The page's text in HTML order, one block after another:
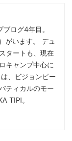
ログ4年目。
がいます。 デュ
タートも、現在
キャンプ中心に
、ビジョンピー
ティカルのモー
TIPI。